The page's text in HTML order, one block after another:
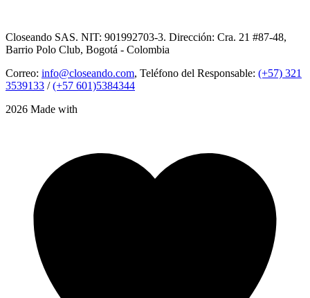
Closeando SAS. NIT: 901992703-3. Dirección: Cra. 21 #87-48,
Barrio Polo Club, Bogotá - Colombia
Correo: info@closeando.com, Teléfono del Responsable: (+57) 321
3539133 /(+57 601)5384344
2026 Made with